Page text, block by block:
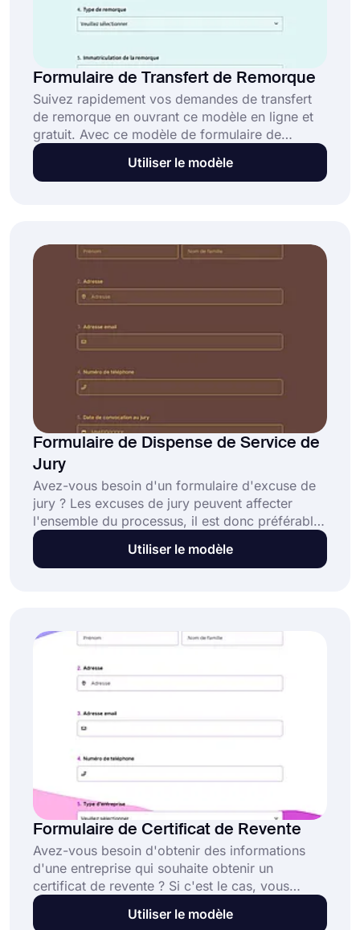
Formulaire de Transfert de Remorque
Suivez rapidement vos demandes de transfert
de remorque en ouvrant ce modèle en ligne et
gratuit. Avec ce modèle de formulaire de
transfert de remorque prêt à l'emploi, vous
pouvez créer votre formulaire de transfert de
modèle".
Utiliser le modèle
Formulaire de Dispense de Service de
Jury
Avez-vous besoin d'un formulaire d'excuse de
jury ? Les excuses de jury peuvent affecter
l'ensemble du processus, il est donc préférable
de créer un formulaire d'excuse de jury. Cela
rend le processus moins compliqué. Si vous
Utiliser le modèle
Formulaire de Certificat de Revente
Avez-vous besoin d'obtenir des informations
d'une entreprise qui souhaite obtenir un
certificat de revente ? Si c'est le cas, vous
pouvez utiliser un outil en ligne comme
forms.app et profiter de ses fonctionnalités
Utiliser le modèle